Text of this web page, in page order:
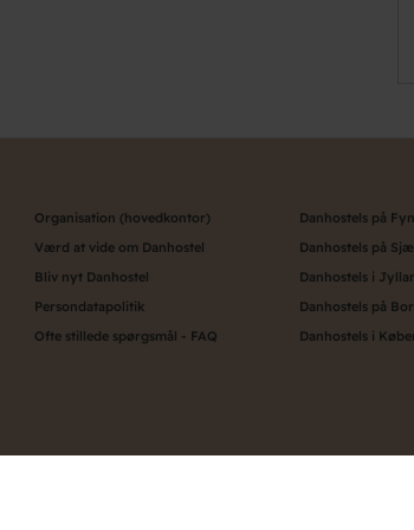
Organisation (hovedkontor)
Værd at vide om Danhostel
Bliv nyt Danhostel
Persondatapolitik
Ofte stillede spørgsmål - FAQ
Danhostels på Fyn
Danhostels på
Danhostels i
Danhostels på
Danhostels i